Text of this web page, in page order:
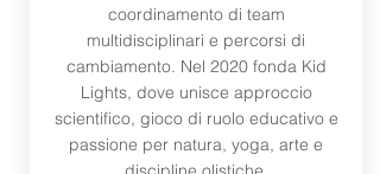
coordinamento di team
multidisciplinari e percorsi di
cambiamento. Nel 2020 fonda Kid
Lights, dove unisce approccio
scientifico, gioco di ruolo educativo e
passione per natura, yoga, arte e